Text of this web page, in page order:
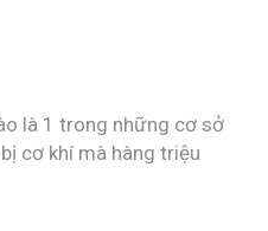
là 1 trong những cơ sở
cơ khí mà hàng triệu